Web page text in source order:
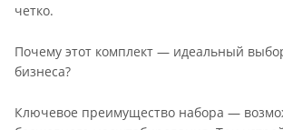
четко.
Почему этот комплект — идеальный
бизнеса?
Ключевое преимущество набора —